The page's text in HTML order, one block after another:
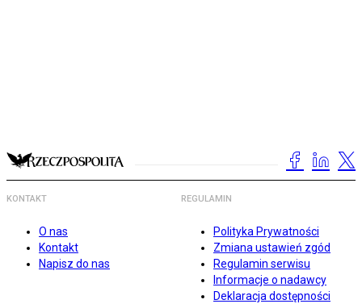
KONTAKT
O nas
Kontakt
Napisz do nas
REGULAMIN
Polityka Prywatności
Zmiana ustawień zgód
Regulamin serwisu
Informacje o nadawcy
Deklaracja dostępności